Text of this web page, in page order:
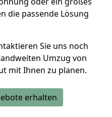
die passende Lösung
Sie uns noch
Umzug von
mit Ihnen zu planen.
erhalten